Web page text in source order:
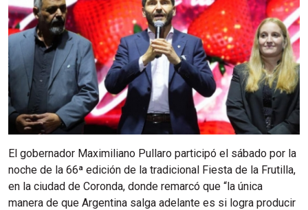
El gobernador Maximiliano Pullaro participó el sábado por la
noche de la 66ª edición de la tradicional Fiesta de la Frutilla,
en la ciudad de Coronda, donde remarcó que “la única
manera de que Argentina salga adelante es si logra producir